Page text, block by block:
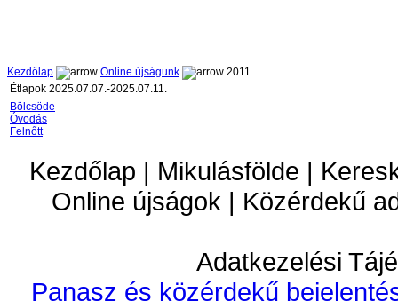
Kezdőlap Online újságunk
2011
Étlapok 2025.07.07.-2025.07.11.
Bölcsöde
Óvodás
Felnőtt
Kezdőlap | Mikulásfölde |
Online újságok | Közérdekű
Adatkezelési
Panasz és közérdekű